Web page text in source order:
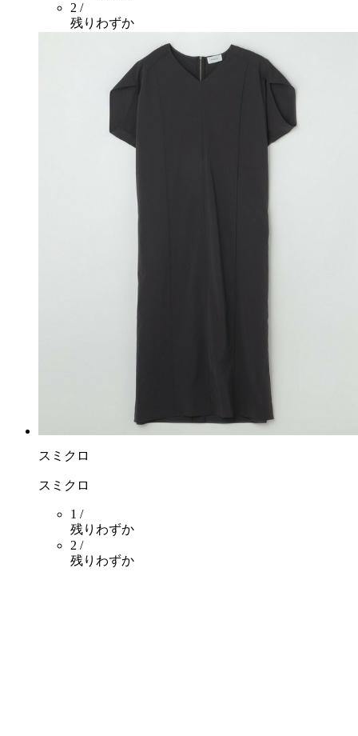
2 /
残りわずか
スミクロ
スミクロ
1 /
残りわずか
2 /
残りわずか